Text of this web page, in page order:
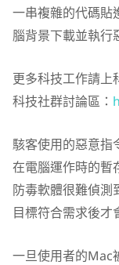
一串複雜的代碼貼
腦背景下載並執行
更多科技工作請上
科技社群討論區：
駭客使用的惡意指
在電腦運作時的暫
防毒軟體很難偵測
目標符合需求後才
一旦使用者的Mac